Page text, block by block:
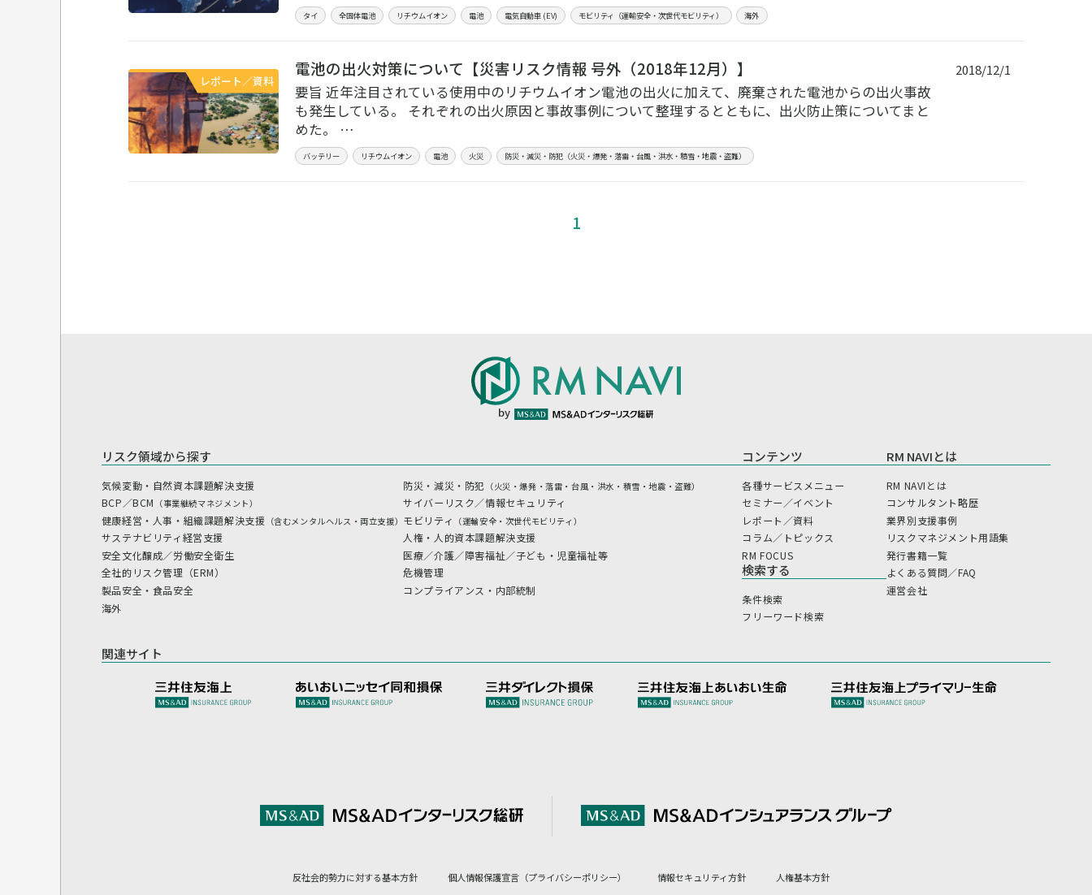
タイ 全固体電池 リチウムイオン 電池 電気自動車 (EV) モビリティ（運輸安全・次世代モビリティ） 海外
レポート／資料
電池の出火対策について【災害リスク情報 号外（2018年12月）】
要旨 近年注目されている使用中のリチウムイオン電池の出火に加えて、廃棄された電池からの出火事故
も発生している。 それぞれの出火原因と事故事例について整理するとともに、出火防止策についてまと
めた。 …
バッテリー リチウムイオン 電池 火災 防災・減災・防犯（火災・爆発・落雷・台風・洪水・積雪・地震・盗難）
2018/12/1
1
by
リスク領域から探す
気候変動・自然資本課題解決支援
BCP／BCM （事業継続マネジメント）
健康経営・人事・組織課題解決支援 （含むメンタルヘルス・両立支援）
サステナビリティ経営支援
安全文化醸成／労働安全衛生
全社的リスク管理（ERM）
製品安全・食品安全
海外
防災・減災・防犯 （火災・爆発・落雷・台風・洪水・積雪・地震・盗難）
サイバーリスク／情報セキュリティ
モビリティ （運輸安全・次世代モビリティ）
人権・人的資本課題解決支援
医療／介護／障害福祉／子ども・児童福祉等
危機管理
コンプライアンス・内部統制
コンテンツ
各種サービスメニュー
セミナー／イベント
レポート／資料
コラム／トピックス
RM FOCUS
検索する
条件検索
フリーワード検索
RM NAVIとは
RM NAVIとは
コンサルタント略歴
業界別支援事例
リスクマネジメント用語集
発行書籍一覧
よくある質問／FAQ
運営会社
関連サイト
反社会的勢力に対する基本方針 個人情報保護宣言（プライバシーポリシー） 情報セキュリティ方針 人権基本方針